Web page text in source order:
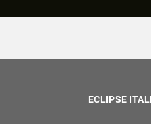
ECLIPSE